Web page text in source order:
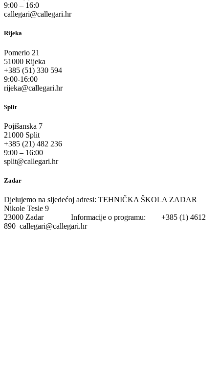
9:00 – 16:0
callegari@callegari.hr
Rijeka
Pomerio 21
51000 Rijeka
+385 (51) 330 594
9:00-16:00
rijeka@callegari.hr
Split
Pojišanska 7
21000 Split
+385 (21) 482 236
9:00 – 16:00
split@callegari.hr
Zadar
Djelujemo na sljedećoj adresi: TEHNIČKA ŠKOLA ZADAR
Nikole Tesle 9
23000 Zadar Informacije o programu: +385 (1) 4612
890 callegari@callegari.hr